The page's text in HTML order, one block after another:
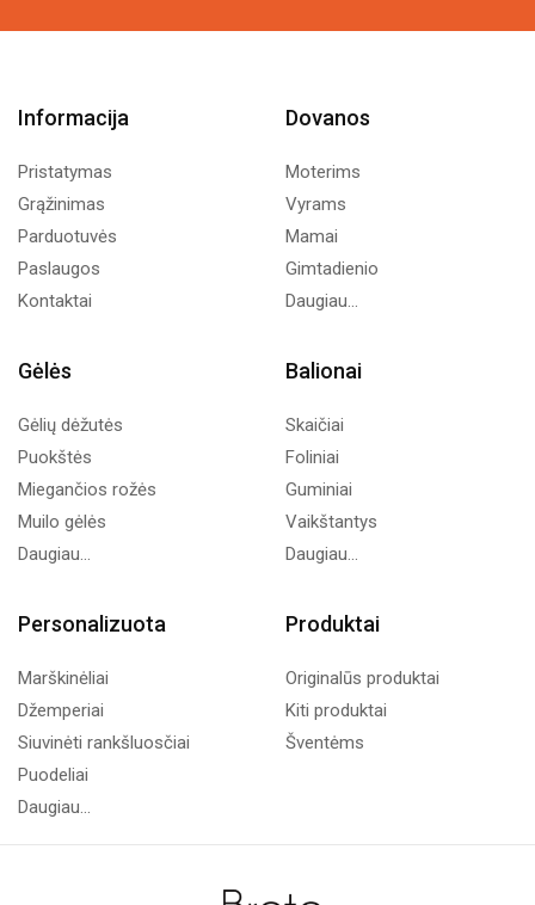
Informacija
Pristatymas
Grąžinimas
Parduotuvės
Paslaugos
Kontaktai
Dovanos
Moterims
Vyrams
Mamai
Gimtadienio
Daugiau...
Gėlės
Gėlių dėžutės
Puokštės
Miegančios rožės
Muilo gėlės
Daugiau...
Balionai
Skaičiai
Foliniai
Guminiai
Vaikštantys
Daugiau...
Personalizuota
Marškinėliai
Džemperiai
Siuvinėti rankšluosčiai
Puodeliai
Daugiau...
Produktai
Originalūs produktai
Kiti produktai
Šventėms